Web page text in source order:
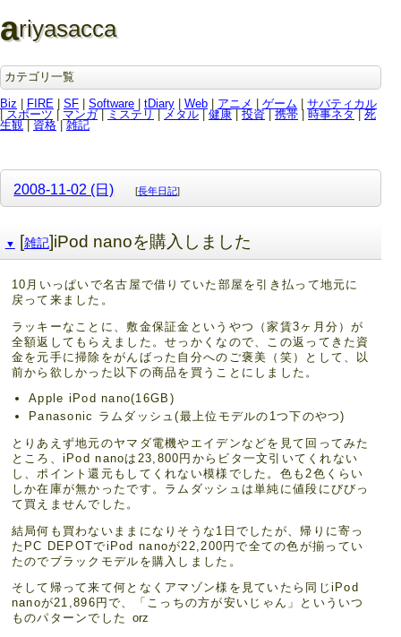
ariyasacca
カテゴリ一覧
Biz
FIRE SF Software tDiary Web アニメ ゲーム
サバティカル
スポーツ | マンガ| ミステリ メタル 健康 投資 携帯 | 時事ネタ
死
生観
資格| 雑記
2008-11-02 (日) [長年日記]
▼ [雑記]iPod nanoを購入しました
10月いっぱいで名古屋で借りていた部屋を引き払って地元に
戻って来ました。
ラッキーなことに、敷金保証金というやつ（家賃3ヶ月分）が
全額返してもらえました。せっかくなので、この返ってきた資
金を元手に掃除をがんばった自分へのご褒美（笑）として、以
前から欲しかった以下の商品を買うことにしました。
Apple iPod nano(16GB)
Panasonic ラムダッシュ(最上位モデルの1つ下のやつ)
とりあえず地元のヤマダ電機やエイデンなどを見て回ってみた
ところ、iPod nanoは23,800円からビタ一文引いてくれない
し、ポイント還元もしてくれない模様でした。色も2色くらい
しか在庫が無かったです。ラムダッシュは単純に値段にびびっ
て買えませんでした。
結局何も買わないままになりそうな1日でしたが、帰りに寄っ
たPC DEPOTでiPod nanoが22,200円で全ての色が揃ってい
たのでブラックモデルを購入しました。
そして帰って来て何となくアマゾン様を見ていたら同じiPod
nanoが21,896円で、「こっちの方が安いじゃん」といういつ
ものパターンでした orz